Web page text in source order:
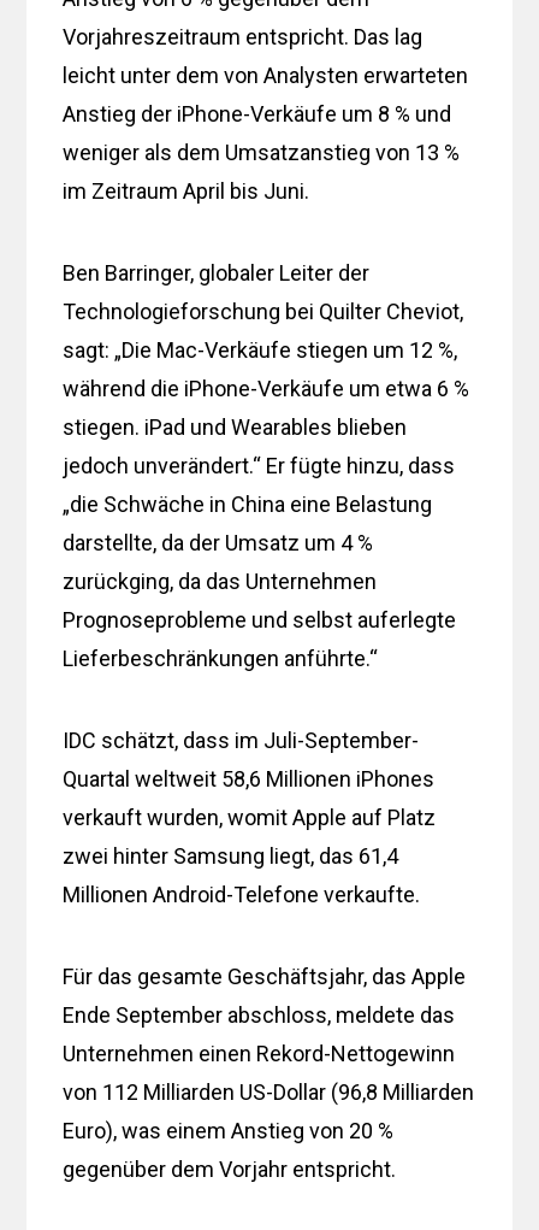
Vorjahreszeitraum entspricht. Das lag
leicht unter dem von Analysten erwarteten
Anstieg der iPhone-Verkäufe um 8 % und
weniger als dem Umsatzanstieg von 13 %
im Zeitraum April bis Juni.
Ben Barringer, globaler Leiter der
Technologieforschung bei Quilter Cheviot,
sagt: „Die Mac-Verkäufe stiegen um 12 %,
während die iPhone-Verkäufe um etwa 6 %
stiegen. iPad und Wearables blieben
jedoch unverändert.“ Er fügte hinzu, dass
„die Schwäche in China eine Belastung
darstellte, da der Umsatz um 4 %
zurückging, da das Unternehmen
Prognoseprobleme und selbst auferlegte
Lieferbeschränkungen anführte.“
IDC schätzt, dass im Juli-September-
Quartal weltweit 58,6 Millionen iPhones
verkauft wurden, womit Apple auf Platz
zwei hinter Samsung liegt, das 61,4
Millionen Android-Telefone verkaufte.
Für das gesamte Geschäftsjahr, das Apple
Ende September abschloss, meldete das
Unternehmen einen Rekord-Nettogewinn
von 112 Milliarden US-Dollar (96,8 Milliarden
Euro), was einem Anstieg von 20 %
gegenüber dem Vorjahr entspricht.